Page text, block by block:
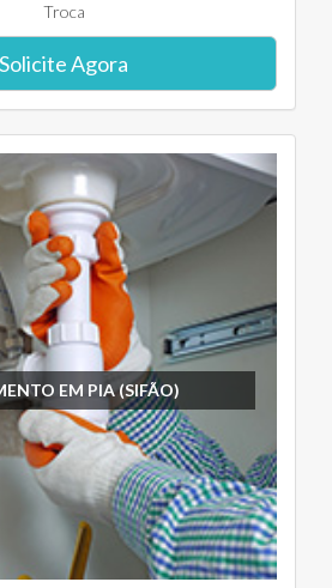
Troca
Solicite Agora
EM PIA (SIFÃO)